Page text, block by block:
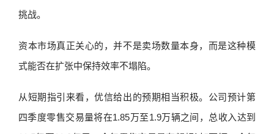
挑战。
资本市场真正关心的，并不是卖场数量本身，而是这种模
式能否在扩张中保持效率不塌陷。
从短期指引来看，优信给出的预期相当积极。公司预计第
四季度零售交易量将在1.85万至1.9万辆之间，总收入达到